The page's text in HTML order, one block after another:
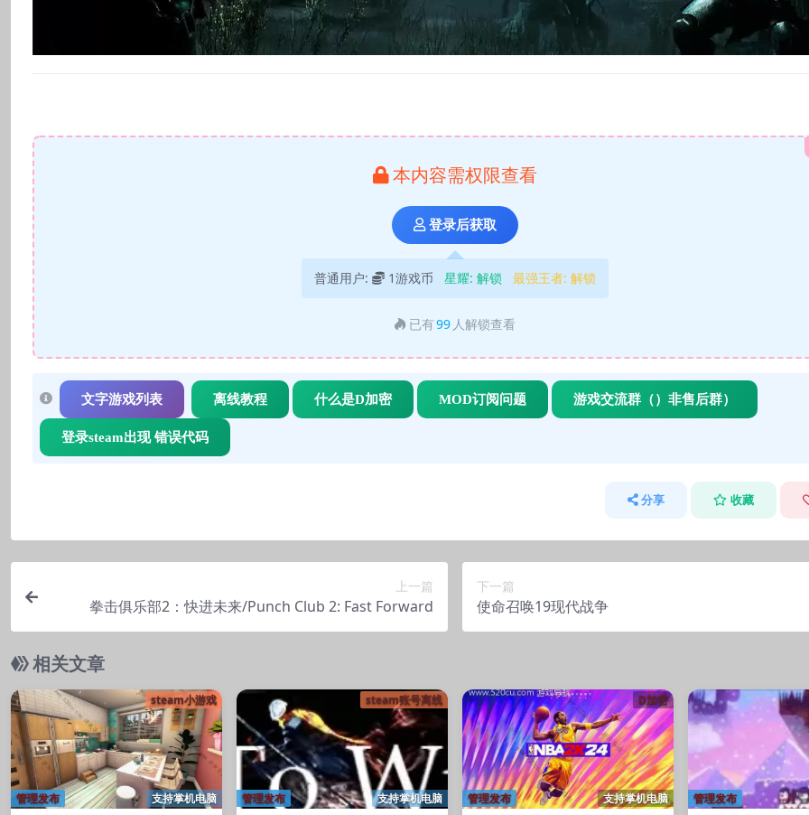
本内容需权限查看
登录后获取
普通用户: 1游戏币 星耀: 解锁 最强王者: 解锁
已有99 人解锁查看
文字游戏列表 离线教程 什么是D加密 MOD订阅问题 游戏交流群（）非售后群）
登录steam出现 错误代码
分享 收藏
上一篇
拳击俱乐部2：快进未来/Punch Club 2: Fast Forward
下一篇
使命召唤19现代战争
相关文章
steam小游戏
支持掌机电脑
管理发布
steam账号离线
支持掌机电脑
管理发布
D加密
支持掌机电脑
管理发布
管理发布